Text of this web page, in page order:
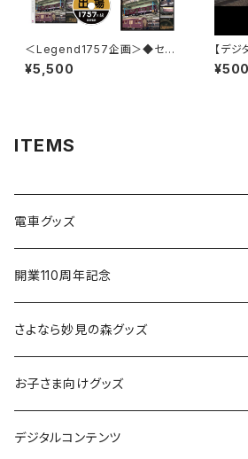
＜Legend1757企画＞◆セット
販売： DVD・フォトアルバム 特
典付き◆Inspection Record
¥5,500
【デ
00系
¥500
ITEMS
電車グッズ
鉄道模型（Nゲージ）
さよなら復刻塗装車両
能勢1700系
レジェンド1757
能勢3100系
開業110周年記念
さよなら妙見の森グッズ
お子さま向けグッズ
デジタルコンテンツ